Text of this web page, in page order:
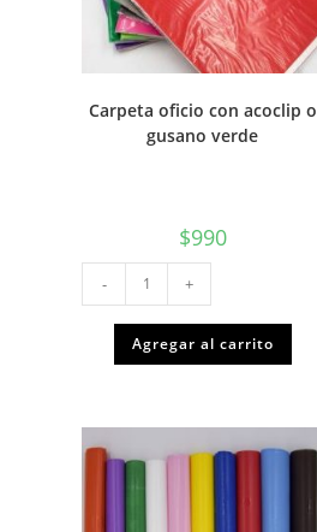
Carpeta oficio con acoclip o
gusano verde
$990
Carpeta
oficio
con
acoclip
gusano
verde
- +
Agregar al carrito